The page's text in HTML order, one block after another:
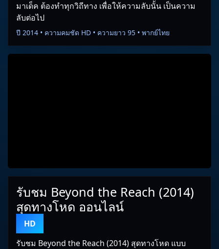
มาเด็ค ต้องทำทุกวิถีทาง เพื่อให้ความลับนั้น เป็นความ
ลับต่อไป
ปี 2014 • ความคมชัด HD • ความยาว 95 • พากย์ไทย
รับชม Beyond the Reach (2014)
สุดทางโหด ออนไลน์
HD
รับชม Beyond the Reach (2014) สุดทางโหด แบบ